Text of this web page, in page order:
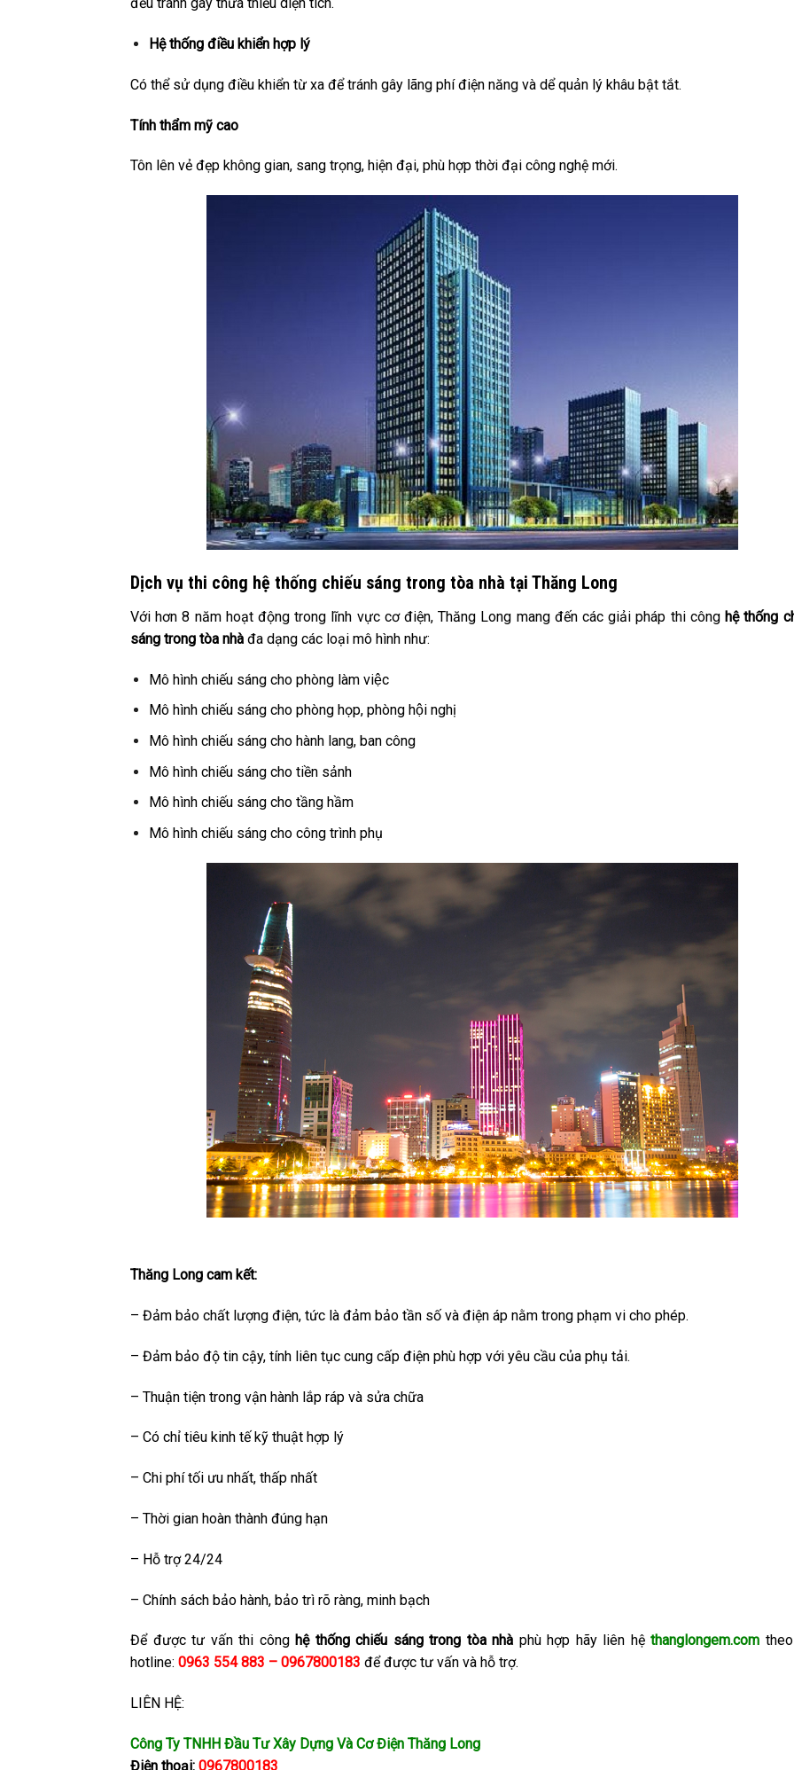
Hệ thống điều khiển hợp lý
Có thể sử dụng điều khiển từ xa để tránh gây lãng phí điện năng và dể quản lý khâu bật tắt.
Tính thẩm mỹ cao
Tôn lên vẻ đẹp không gian, sang trọng, hiện đại, phù hợp thời đại công nghệ mới.
Dịch vụ thi công hệ thống chiếu sáng trong tòa nhà tại Thăng Long
Với hơn 8 năm hoạt động trong lĩnh vực cơ điện, Thăng Long mang đến các giải pháp thi cônghệ thống
sáng trong tòa nhà đa dạng các loại mô hình như:
Mô hình chiếu sáng cho phòng làm việc
Mô hình chiếu sáng cho phòng họp, phòng hội nghị
Mô hình chiếu sáng cho hành lang, ban công
Mô hình chiếu sáng cho tiền sảnh
Mô hình chiếu sáng cho tầng hầm
Mô hình chiếu sáng cho công trình phụ
Thăng Long cam kết:
– Đảm bảo chất lượng điện, tức là đảm bảo tần số và điện áp nằm trong phạm vi cho phép.
– Đảm bảo độ tin cậy, tính liên tục cung cấp điện phù hợp với yêu cầu của phụ tải.
– Thuận tiện trong vận hành lắp ráp và sửa chữa
– Có chỉ tiêu kinh tế kỹ thuật hợp lý
– Chi phí tối ưu nhất, thấp nhất
– Thời gian hoàn thành đúng hạn
– Hỗ trợ 24/24
– Chính sách bảo hành, bảo trì rõ ràng, minh bạch
Để được tư vấn thi cônghệ thống chiếu sáng trong tòa nhà phù hợp hãy liên hệ thanglongem.com
hotline: 0963 554 883 – 0967800183 để được tư vấn và hỗ trợ.
LIÊN HỆ:
Công Ty TNHH Đầu Tư Xây Dựng Và Cơ Điện Thăng Long
Điện thoại: 0967800183